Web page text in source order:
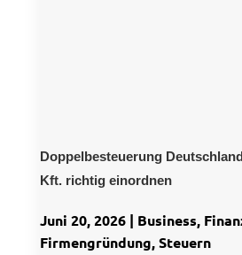
Doppelbesteuerung
Kft. richtig einordnen
Juni 20, 2026| Business,
Firmengründung,Steuern